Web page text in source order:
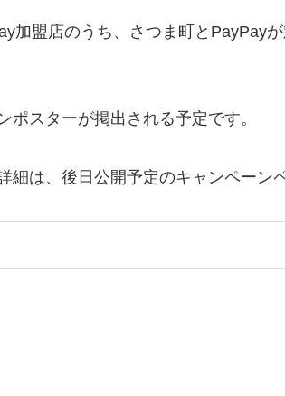
加盟店のうち、さつま町とPayPay
スターが掲出される予定です。
は、後日公開予定のキャンペーン